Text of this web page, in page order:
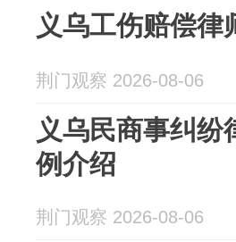
义乌工伤赔偿
荆门观察 2026-08-06
义乌民商事纠
例介绍
荆门观察 2026-08-06